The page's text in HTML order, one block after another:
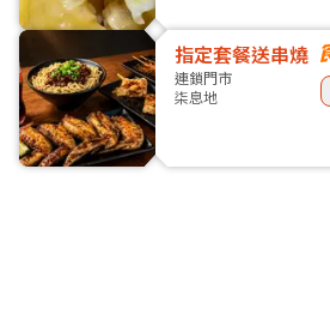
指定套餐送串燒
連鎖門市
柒息地